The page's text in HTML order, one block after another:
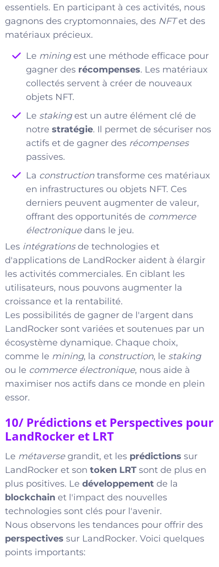
essentiels. En participant à ces activités, nous
gagnons des cryptomonnaies, des NFTet des
matériaux précieux.
Le miningest une méthode efficace pour
gagner des récompenses. Les matériaux
collectés servent à créer de nouveaux
objets NFT.
Le stakingest un autre élément clé de
notre stratégie. Il permet de sécuriser nos
actifs et de gagner des récompenses
passives.
La construction transforme ces matériaux
en infrastructures ou objets NFT. Ces
derniers peuvent augmenter de valeur,
offrant des opportunités de commerce
électroniquedans le jeu.
Les intégrationsde technologies et
d'applications de LandRocker aident à élargir
les activités commerciales. En ciblant les
utilisateurs, nous pouvons augmenter la
croissance et la rentabilité.
Les possibilités de gagner de l'argent dans
LandRocker sont variées et soutenues par un
écosystème dynamique. Chaque choix,
comme le mining, la construction, le staking
ou le commerce électronique, nous aide à
maximiser nos actifs dans ce monde en plein
essor.
10/ Prédictions et Perspectives pour
LandRocker et LRT
Le métaversegrandit, et les prédictions sur
LandRocker et son token LRT sont de plus en
plus positives. Le développement de la
blockchain et l'impact des nouvelles
technologies sont clés pour l'avenir.
Nous observons les tendances pour offrir des
perspectives sur LandRocker. Voici quelques
points importants: